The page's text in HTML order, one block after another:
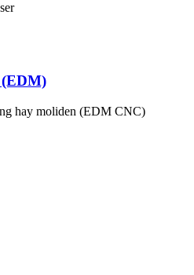
hay moliden (EDM CNC)